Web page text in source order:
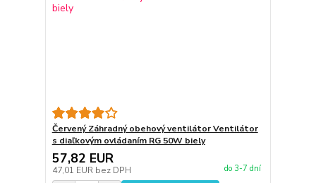
Červený Záhradný obehový ventilátor Ventilátor
s diaľkovým ovládaním RG 50W biely
57,82 EUR
47,01 EUR bez DPH do 3-7 dní